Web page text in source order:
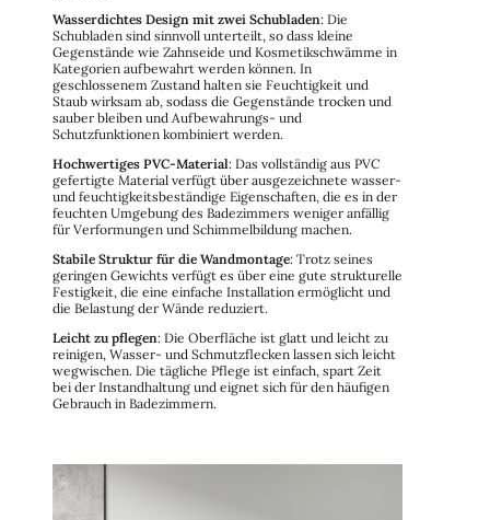
Wasserdichtes Design mit zwei Schubladen: Die
Schubladen sind sinnvoll unterteilt, so dass kleine
Gegenstände wie Zahnseide und Kosmetikschwämme in
Kategorien aufbewahrt werden können. In
geschlossenem Zustand halten sie Feuchtigkeit und
Staub wirksam ab, sodass die Gegenstände trocken und
sauber bleiben und Aufbewahrungs- und
Schutzfunktionen kombiniert werden.
Hochwertiges PVC-Material: Das vollständig aus PVC
gefertigte Material verfügt über ausgezeichnete wasser-
und feuchtigkeitsbeständige Eigenschaften, die es in der
feuchten Umgebung des Badezimmers weniger anfällig
für Verformungen und Schimmelbildung machen.
Stabile Struktur für die Wandmontage: Trotz seines
geringen Gewichts verfügt es über eine gute strukturelle
Festigkeit, die eine einfache Installation ermöglicht und
die Belastung der Wände reduziert.
Leicht zu pflegen: Die Oberfläche ist glatt und leicht zu
reinigen, Wasser- und Schmutzflecken lassen sich leicht
wegwischen. Die tägliche Pflege ist einfach, spart Zeit
bei der Instandhaltung und eignet sich für den häufigen
Gebrauch in Badezimmern.